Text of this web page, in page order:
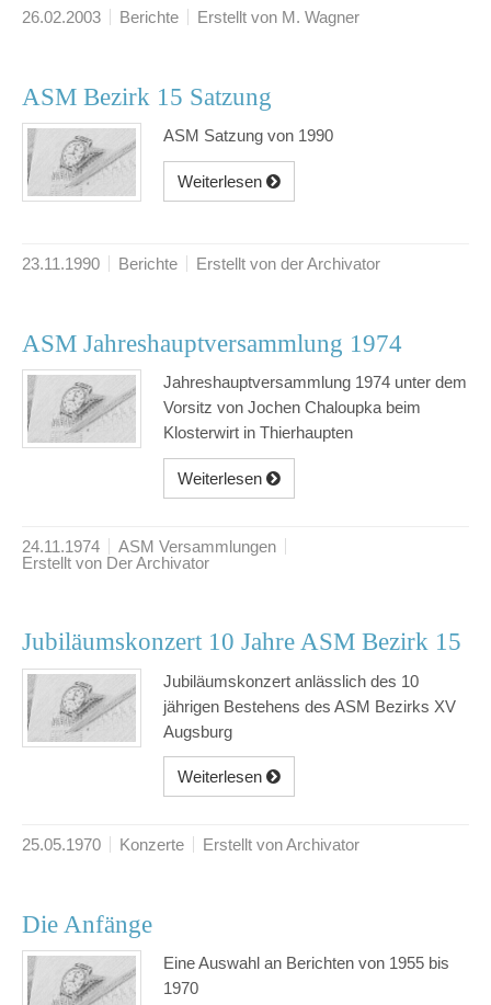
26.02.2003 Berichte Erstellt von M. Wagner
ASM Bezirk 15 Satzung
ASM Satzung von 1990
Weiterlesen
23.11.1990 Berichte Erstellt von der Archivator
ASM Jahreshauptversammlung 1974
Jahreshauptversammlung 1974 unter dem
Vorsitz von Jochen Chaloupka beim
Klosterwirt in Thierhaupten
Weiterlesen
24.11.1974
ASM Versammlungen
Erstellt von Der Archivator
Jubiläumskonzert 10 Jahre ASM Bezirk 15
Jubiläumskonzert anlässlich des 10
jährigen Bestehens des ASM Bezirks XV
Augsburg
Weiterlesen
25.05.1970 Konzerte Erstellt von Archivator
Die Anfänge
Eine Auswahl an Berichten von 1955 bis
1970